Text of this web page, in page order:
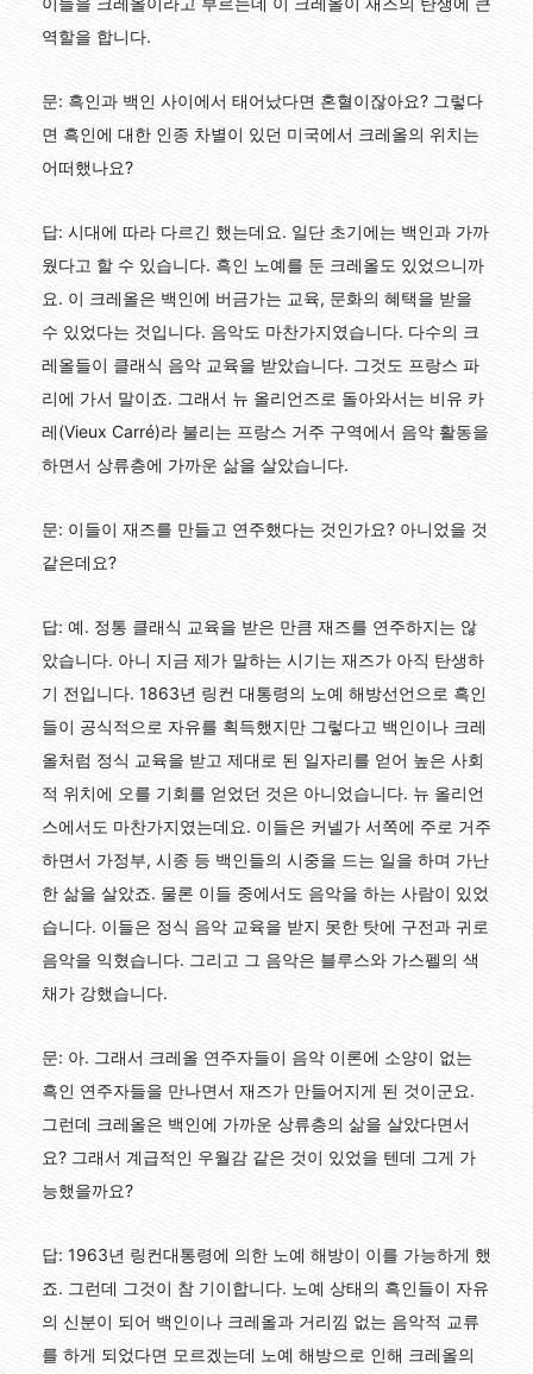
역할을 합니다.
문: 흑인과 백인 사이에서 태어났다면 혼혈이잖아요? 그렇다
면 흑인에 대한 인종 차별이 있던 미국에서 크레올의 위치는
어떠했나요?
답: 시대에 따라 다르긴 했는데요. 일단 초기에는 백인과 가까
웠다고 할 수 있습니다. 흑인 노예를 둔 크레올도 있었으니까
요. 이 크레올은 백인에 버금가는 교육, 문화의 혜택을 받을
수 있었다는 것입니다. 음악도 마찬가지였습니다. 다수의 크
레올들이 클래식 음악 교육을 받았습니다. 그것도 프랑스 파
리에 가서 말이죠. 그래서 뉴 올리언즈로 돌아와서는 비유 카
레(Vieux Carré)라 불리는 프랑스 거주 구역에서 음악 활동을
하면서 상류층에 가까운 삶을 살았습니다.
문: 이들이 재즈를 만들고 연주했다는 것인가요? 아니었을 것
같은데요?
답: 예. 정통 클래식 교육을 받은 만큼 재즈를 연주하지는 않
았습니다. 아니 지금 제가 말하는 시기는 재즈가 아직 탄생하
기 전입니다. 1863년 링컨 대통령의 노예 해방선언으로 흑인
들이 공식적으로 자유를 획득했지만 그렇다고 백인이나 크레
올처럼 정식 교육을 받고 제대로 된 일자리를 얻어 높은 사회
적 위치에 오를 기회를 얻었던 것은 아니었습니다. 뉴 올리언
스에서도 마찬가지였는데요. 이들은 커넬가 서쪽에 주로 거주
하면서 가정부, 시종 등 백인들의 시중을 드는 일을 하며 가난
한 삶을 살았죠. 물론 이들 중에서도 음악을 하는 사람이 있었
습니다. 이들은 정식 음악 교육을 받지 못한 탓에 구전과 귀로
음악을 익혔습니다. 그리고 그 음악은 블루스와 가스펠의 색
채가 강했습니다.
문: 아. 그래서 크레올 연주자들이 음악 이론에 소양이 없는
흑인 연주자들을 만나면서 재즈가 만들어지게 된 것이군요.
그런데 크레올은 백인에 가까운 상류층의 삶을 살았다면서
요? 그래서 계급적인 우월감 같은 것이 있었을 텐데 그게 가
능했을까요?
답: 1963년 링컨대통령에 의한 노예 해방이 이를 가능하게 했
죠. 그런데 그것이 참 기이합니다. 노예 상태의 흑인들이 자유
의 신분이 되어 백인이나 크레올과 거리낌 없는 음악적 교류
를 하게 되었다면 모르겠는데 노예 해방으로 인해 크레올의